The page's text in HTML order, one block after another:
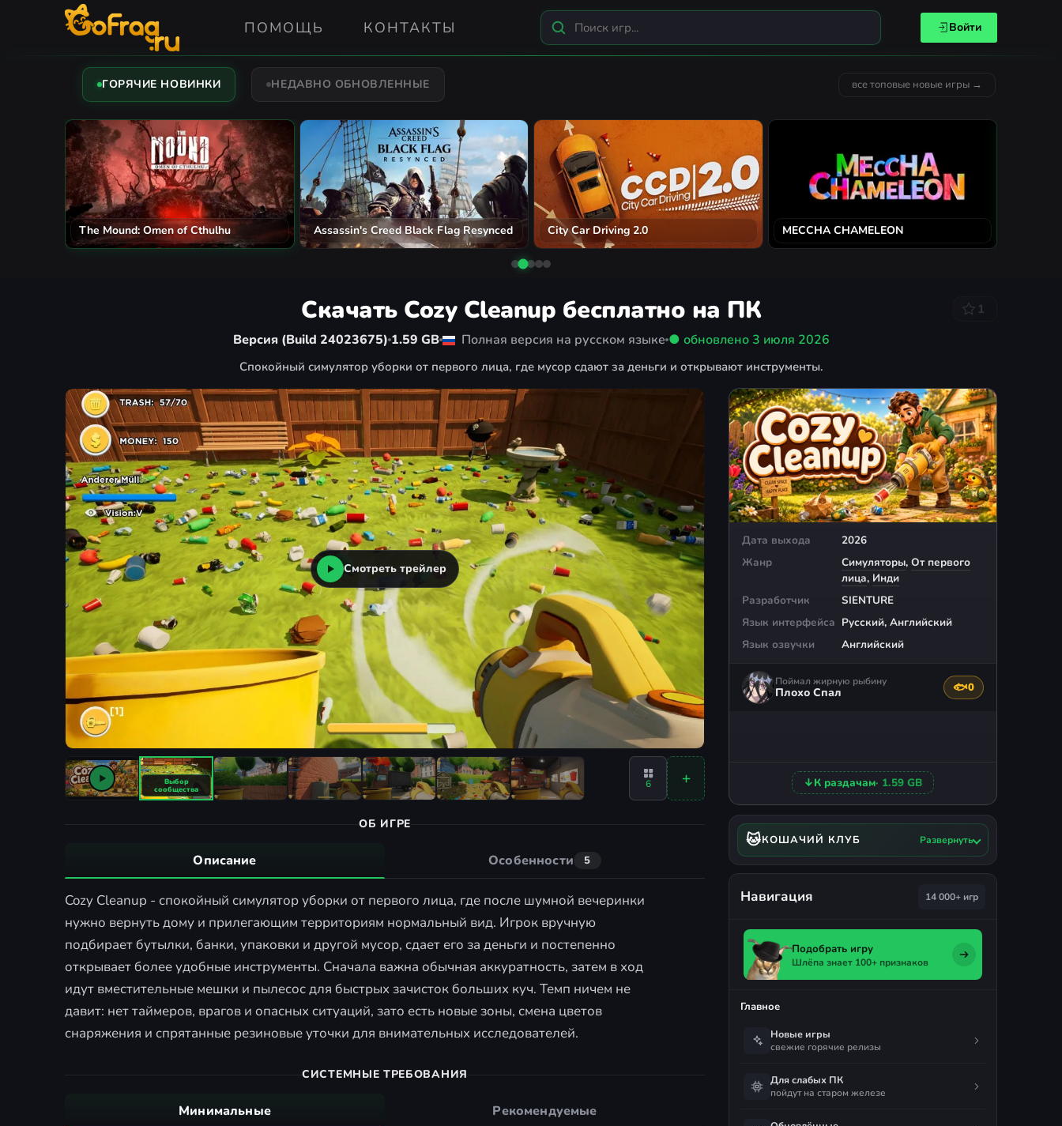
ПОМОЩЬ КОНТАКТЫ Войти
ГОРЯЧИЕ НОВИНКИ НЕДАВНО ОБНОВЛЕННЫЕ все топовые новые игры →
The Mound: Omen of Cthulhu Assassin's Creed Black Flag Resynced City Car Driving 2.0 MECCHA CHAMELEON
Скачать Cozy Cleanup бесплатно на ПК 1
Версия (Build 24023675) 1.59 GB Полная версия на русском языке ● обновлено3 июля 2026
Спокойный симулятор уборки от первого лица, где мусор сдают за деньги и открывают инструменты.
Дата выхода
2026
Жанр
Симуляторы, От первого
лица, Инди
Разработчик
SIENTURE
Язык интерфейса Русский, Английский
Язык озвучки
Английский
Поймал жирную рыбину
Плохо Спал 🐟0
Поблагодарить
↓К раздачам· 1.59 GB
Смотреть трейлер
6
ОБ ИГРЕ
Описание Особенности 5
Cozy Cleanup - спокойный симулятор уборки от первого лица, где после шумной вечеринки
нужно вернуть дому и прилегающим территориям нормальный вид. Игрок вручную
подбирает бутылки, банки, упаковки и другой мусор, сдает его за деньги и постепенно
открывает более удобные инструменты. Сначала важна обычная аккуратность, затем в ход
идут вместительные мешки и пылесос для быстрых зачисток больших куч. Темп ничем не
давит: нет таймеров, врагов и опасных ситуаций, зато есть новые зоны, смена цветов
снаряжения и спрятанные резиновые уточки для внимательных исследователей.
СИСТЕМНЫЕ ТРЕБОВАНИЯ
Минимальные Рекомендуемые
🐱КОШАЧИЙ КЛУБ Развернуть
Навигация 14 000+ игр
Подобрать игру
Шлёпа знает 100+ признаков
Главное
Новые игры
свежие горячие релизы
Для слабых ПК
пойдут на старом железе